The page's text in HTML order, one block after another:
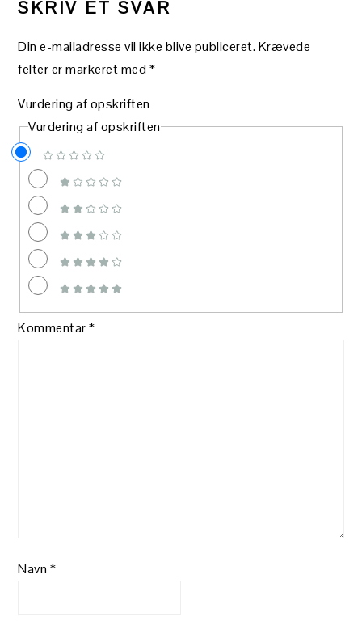
SKRIV ET SVAR
Din e-mailadresse vil ikke blive publiceret.Krævede
felter er markeret med *
Vurdering af opskriften
Vurdering af opskriften
Kommentar*
Navn *